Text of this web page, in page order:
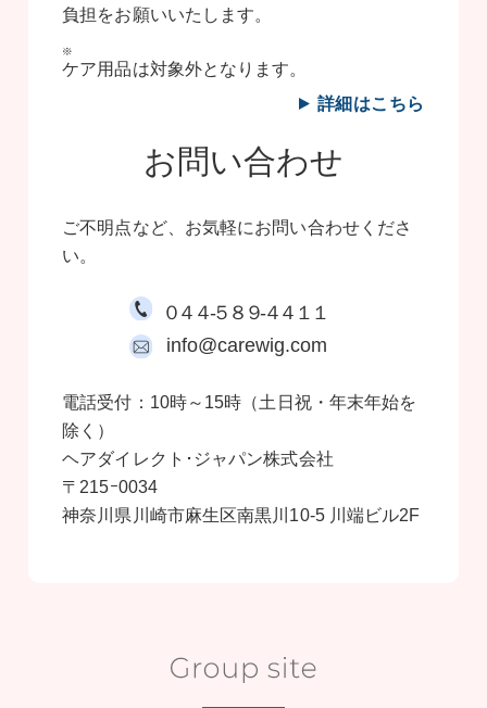
負担をお願いいたします。
ケア用品は対象外となります。
詳細はこちら
お問い合わせ
ご不明点など、お気軽にお問い合わせくださ
い。
０４４-５８９-４４１１
info@carewig.com
電話受付：10時～15時（土日祝・年末年始を
除く）
ヘアダイレクト･ジャパン株式会社
〒215ｰ0034
神奈川県川崎市麻生区南黒川10-5 川端ビル2F